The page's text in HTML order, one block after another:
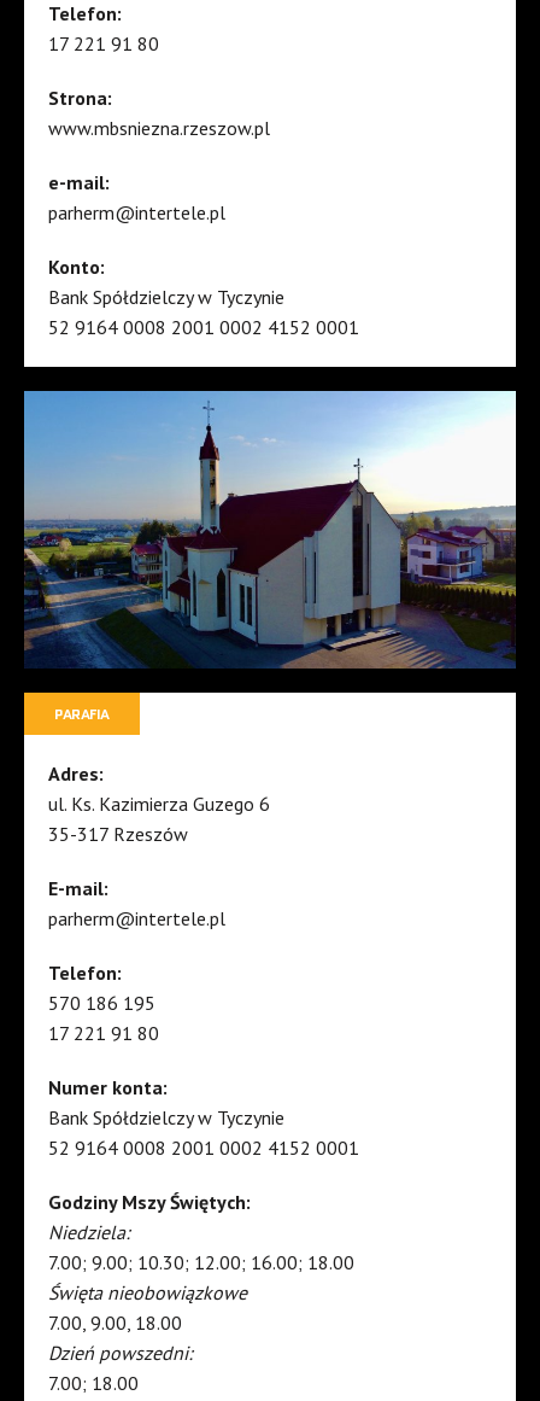
Telefon:
17 221 91 80
Strona:
www.mbsniezna.rzeszow.pl
e-mail:
parherm@intertele.pl
Konto:
Bank Spółdzielczy w Tyczynie
52 9164 0008 2001 0002 4152 0001
PARAFIA
Adres:
ul. Ks. Kazimierza Guzego 6
35-317 Rzeszów
E-mail:
parherm@intertele.pl
Telefon:
570 186 195
17 221 91 80
Numer konta:
Bank Spółdzielczy w Tyczynie
52 9164 0008 2001 0002 4152 0001
Godziny Mszy Świętych:
Niedziela:
7.00; 9.00; 10.30; 12.00; 16.00; 18.00
Święta nieobowiązkowe
7.00, 9.00, 18.00
Dzień powszedni:
7.00; 18.00